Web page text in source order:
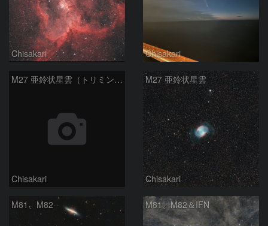
Chisakari Chisakari
M27 亜鈴状星雲（トリミング拡大）
Chisakari
M27 亜鈴状星雲
Chisakari
M81、M82 M81、M82＆IFN